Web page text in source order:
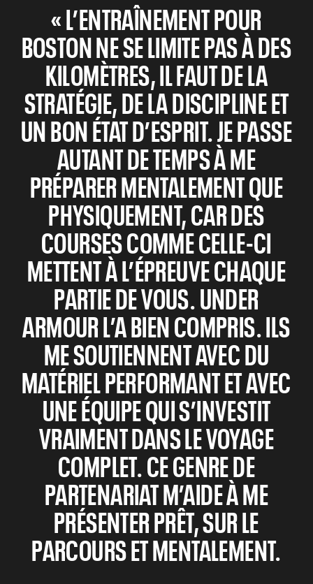
« L’ENTRAÎNEMENT POUR
BOSTON NE SE LIMITE PAS À DES
KILOMÈTRES, IL FAUT DE LA
STRATÉGIE, DE LA DISCIPLINE ET
UN BON ÉTAT D’ESPRIT. JE PASSE
AUTANT DE TEMPS À ME
PRÉPARER MENTALEMENT QUE
PHYSIQUEMENT, CAR DES
COURSES COMME CELLE-CI
METTENT À L’ÉPREUVE CHAQUE
PARTIE DE VOUS. UNDER
ARMOUR L’A BIEN COMPRIS. ILS
ME SOUTIENNENT AVEC DU
MATÉRIEL PERFORMANT ET AVEC
UNE ÉQUIPE QUI S’INVESTIT
VRAIMENT DANS LE VOYAGE
COMPLET. CE GENRE DE
PARTENARIAT M’AIDE À ME
PRÉSENTER PRÊT, SUR LE
PARCOURS ET MENTALEMENT.